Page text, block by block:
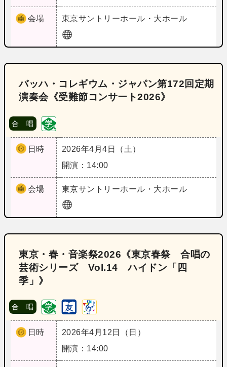
会場 東京サントリーホール・大ホール
バッハ・コレギウム・ジャパン第172回定期
演奏会《受難節コンサート2026》
合 唱
日時
2026年4月4日（土）
開演：14:00
会場 東京サントリーホール・大ホール
東京・春・音楽祭2026《東京春祭 合唱の
芸術シリーズ Vol.14 ハイドン「四
季」》
合 唱
日時
2026年4月12日（日）
開演：14:00